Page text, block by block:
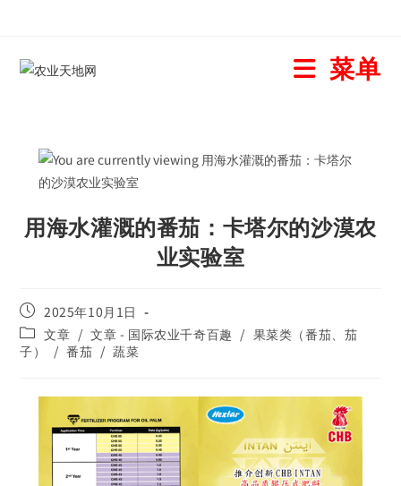
菜单
用海水灌溉的番茄：卡塔尔的沙漠农
业实验室
2025年10月1日
文章 / 文章 - 国际农业千奇百趣 / 果菜类（番茄、茄
子）
/ 番茄 / 蔬菜